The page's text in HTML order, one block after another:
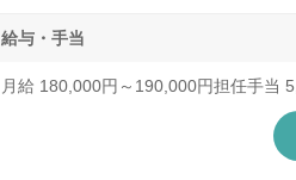
給与・手当
月給 180,000円～190,000円担任手当